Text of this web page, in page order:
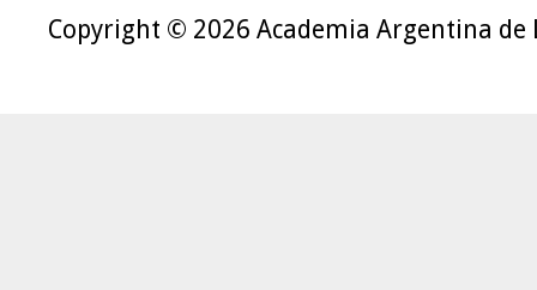
Copyright © 2026 Academia Argentina de